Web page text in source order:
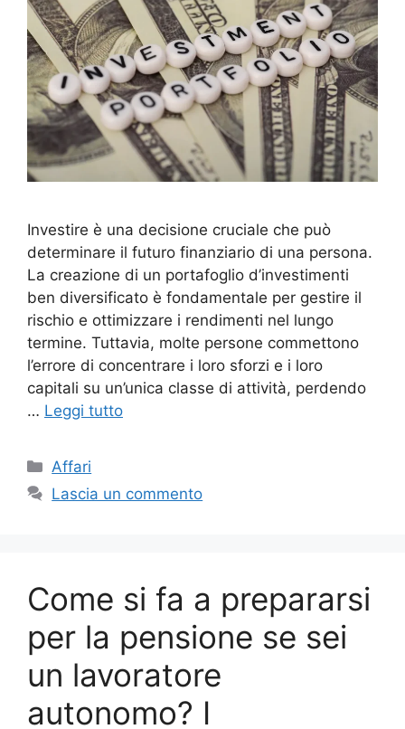
Investire è una decisione cruciale che può
determinare il futuro finanziario di una persona.
La creazione di un portafoglio d’investimenti
ben diversificato è fondamentale per gestire il
rischio e ottimizzare i rendimenti nel lungo
termine. Tuttavia, molte persone commettono
l’errore di concentrare i loro sforzi e i loro
capitali su un’unica classe di attività, perdendo
… Leggi tutto
Categorie
Affari
Lascia un commento
Come si fa a prepararsi
per la pensione se sei
un lavoratore
autonomo? I